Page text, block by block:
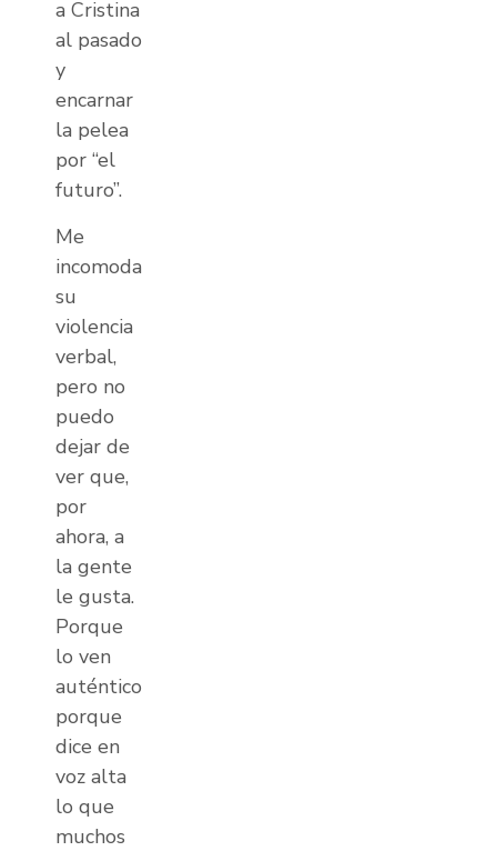
a Cristina
al pasado
y
encarnar
la pelea
por “el
futuro”.
Me
incomoda
su
violencia
verbal,
pero no
puedo
dejar de
ver que,
por
ahora, a
la gente
le gusta.
Porque
lo ven
auténtico,
porque
dice en
voz alta
lo que
muchos